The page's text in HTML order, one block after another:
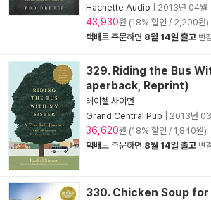
Hachette Audio
2013년 04월
43,930원 (18% 할인 / 2,200원)
택배로 주문하면 8월 14일 출고 변
329. Riding the Bus
aperback, Reprint)
레이첼 사이먼
Grand Central Pub
2013년
36,620원 (18% 할인 / 1,840원)
택배로 주문하면 8월 14일 출고 변
330. Chicken Soup